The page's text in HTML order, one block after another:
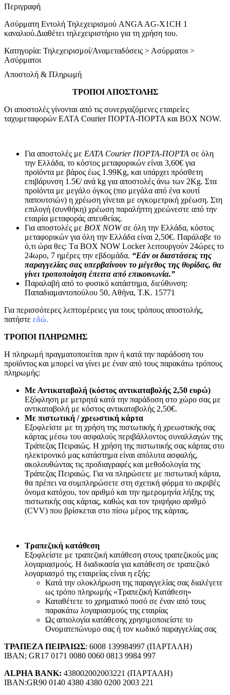
Περιγραφή
Aσύρματη Εντολή Τηλεχειρισμού ANGA AG-X1CH 1
καναλιού.Διαθέτει τηλεχειριστήριο για τη χρήση του.
Κατηγορία: Τηλεχειρισμοί/Αναμεταδόσεις > Ασύρματοι >
Ασύρματοι
Αποστολή & Πληρωμή
ΤΡΟΠΟΙ ΑΠΟΣΤΟΛΗΣ
Οι αποστολές γίνονται από τις συνεργαζόμενες εταιρείες
ταχυμεταφορών ΕΛΤΑ Courier ΠΟΡΤΑ-ΠΟΡΤΑ και BOX NOW.
Για αποστολές με ΕΛΤΑ Courier ΠΟΡΤΑ-ΠΟΡΤΑ σε όλη
την Ελλάδα, το κόστος μεταφορικών είναι 3,60€ για
προϊόντα με βάρος έως 1.99Kg, και υπάρχει πρόσθετη
επιβάρυνση 1.5€/ ανά kg για αποστολές άνω των 2Κg. Στα
προϊόντα με μεγάλο όγκος (πιο μεγάλα από ένα κουτί
παπουτσιών) η χρέωση γίνεται με ογκομετρική χρέωση. Στη
επιλογή (συνθήκη) χρέωση παραλήπτη χρεώνεστε από την
εταιρία μεταφοράς απευθείας.
Για αποστολές με BOX NOWσε όλη την Ελλάδα, κόστος
μεταφορικών για όλη την Ελλάδα είναι 2,50€. Παράλαβε το
ό,τι ώρα θες: Tα ΒΟΧ ΝΟW Locker λειτουργούν 24ώρες το
24ωρο, 7 ημέρες την εβδομάδα. “Εάν οι διαστάσεις της
παραγγελίας σας υπερβαίνουν το μέγεθος της θυρίδας, θα
γίνει τροποποίηση έπειτα από επικοινωνία.”
Παραλαβή από το φυσικό κατάστημα, διεύθυνση:
Παπαδιαμαντοπούλου 50, Αθήνα, Τ.Κ. 15771
Για περισσότερες λεπτομέρειες για τους τρόπους αποστολής,
πατήστε εδώ.
ΤΡΟΠΟΙ ΠΛΗΡΩΜΗΣ
Η πληρωμή πραγματοποιείται πριν ή κατά την παράδοση του
προϊόντος και μπορεί να γίνει με έναν από τους παρακάτω τρόπους
πληρωμής:
Με Αντικαταβολή (κόστος αντικαταβολής 2,50 ευρώ)
Εξόφληση με μετρητά κατά την παράδοση στο χώρο σας με
αντικαταβολή με κόστος αντικαταβολής 2,50€.
Με πιστωτική / χρεωστική κάρτα
Εξοφλείστε με τη χρήση της πιστωτικής ή χρεωστικής σας
κάρτας μέσω του ασφαλούς περιβάλλοντος συναλλαγών της
Τράπεζας Πειραιώς. Η χρήση της πιστωτικής σας κάρτας στο
ηλεκτρονικό μας κατάστημα είναι απόλυτα ασφαλής,
ακολουθώντας τις προδιαγραφές και μεθοδολογία της
Τράπεζας Πειραιώς. Για να πληρώσετε με πιστωτική κάρτα,
θα πρέπει να συμπληρώσετε στη σχετική φόρμα το ακριβές
όνομα κατόχου, τον αριθμό και την ημερομηνία λήξης της
πιστωτικής σας κάρτας, καθώς και τον τριψήφιο αριθμό
(CVV) που βρίσκεται στο πίσω μέρος της κάρτας.
Τραπεζική κατάθεση
Εξοφλείστε με τραπεζική κατάθεση στους τραπεζικούς μας
λογαριασμούς. Η διαδικασία για κατάθεση σε τραπεζικό
λογαριασμό της εταιρείας είναι η εξής:
Κατά την ολοκλήρωση της παραγγελίας σας διαλέγετε
ως τρόπο πληρωμής «Τραπεζική Κατάθεση»
Καταθέτετε το χρηματικό ποσό σε έναν από τους
παρακάτω λογαριασμούς της εταιρίας
Ως αιτιολογία κατάθεσης χρησιμοποιείστε το
Ονοματεπώνυμο σας ή τον κωδικό παραγγελίας σας
ΤΡΑΠΕΖΑ ΠΕΙΡΑΙΩΣ: 6008 139984997 (ΠΑΡΤΑΛΗ)
IBAN; GR17 0171 0080 0060 0813 9984 997
ALPHA BANK: 438002002003221 (ΠΑΡΤΑΛΗ)
IBAN:GR90 0140 4380 4380 0200 2003 221